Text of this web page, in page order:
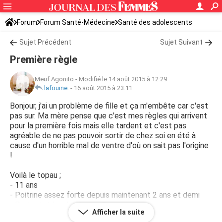
Forum Forum Santé-Médecine Santé des adolescents
Sujet Précédent Sujet Suivant
Première règle
Meuf Agonito - Modifié le 14 août 2015 à 12:29
lafouine. - 16 août 2015 à 23:11
Bonjour, j'ai un problème de fille et ça m'embête car c'est
pas sur. Ma mère pense que c'est mes règles qui arrivent
pour la première fois mais elle tardent et c'est pas
agréable de ne pas pouvoir sortir de chez soi en été à
cause d'un horrible mal de ventre d'où on sait pas l'origine
!
Voilà le topau ;
- 11 ans
- Poitrine assez forte depuis maintenant 2 ans et demi
- Perte de blanche depuis 2 ans
- Poile là ou il faut depuis de 2 ans
Afficher la suite